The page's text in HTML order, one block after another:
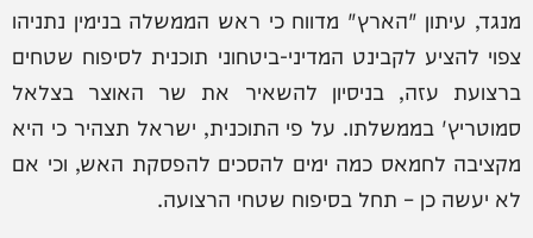
מנגד, עיתון "הארץ" מדווח כי ראש הממשלה בנימין נתניהו
צפוי להציע לקבינט המדיני-ביטחוני תוכנית לסיפוח שטחים
ברצועת עזה, בניסיון להשאיר את שר האוצר בצלאל
סמוטריץ' בממשלתו. על פי התוכנית, ישראל תצהיר כי היא
מקציבה לחמאס כמה ימים להסכים להפסקת האש, וכי אם
לא יעשה כן – תחל בסיפוח שטחי הרצועה.